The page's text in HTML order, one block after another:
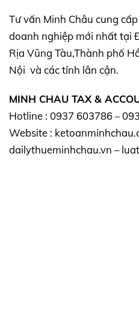
Tư vấn Minh Châu cung
doanh nghiệp mới nhất tại
Rịa Vũng Tàu,Thành phố
Nội và các tỉnh lân cận.
MINH CHAU TAX &
Hotline : 0937 603786 –
Website :
dailythueminhchau.vn –